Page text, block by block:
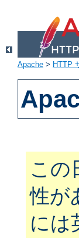
Apache > HTTP
この
性が
には